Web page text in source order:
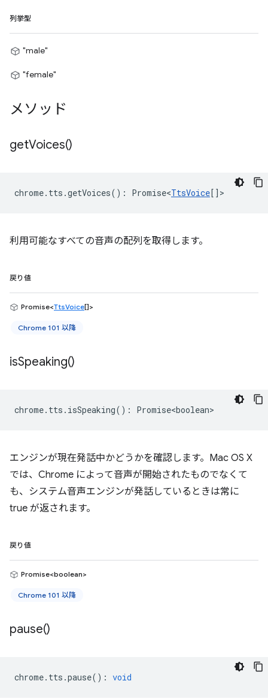
列挙型
"male"
"female"
メソッド
getVoices()
chrome. tts .getVoices() : Promise<TtsVoice[] >
利用可能なすべての音声の配列を取得します。
戻り値
Promise<TtsVoice[]>
Chrome 101 以降
isSpeaking()
chrome. tts . isSpeaking() : Promise<boolean>
エンジンが現在発話中かどうかを確認します。Mac OS X
では、Chrome によって音声が開始されたものでなくて
も、システム音声エンジンが発話しているときは常に
true が返されます。
戻り値
Promise<boolean>
Chrome 101 以降
pause()
chrome. tts .pause() : void